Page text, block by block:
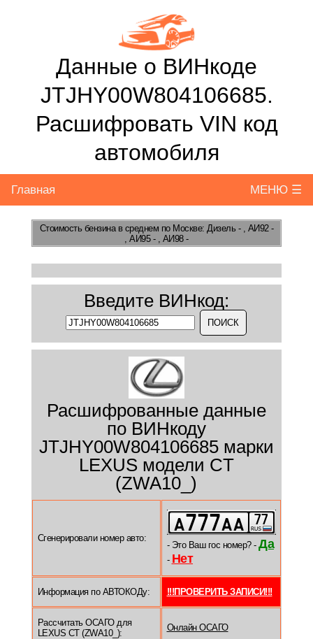
Данные о ВИНкоде
JTJHY00W804106685.
Расшифровать VIN код
автомобиля
Главная МЕНЮ ☰
Стоимость бензинав среднем по Москве: Дизель - , АИ92 -
, АИ95 - , АИ98 -
Введите ВИНкод:
Расшифрованные данные
по ВИНкоду
JTJHY00W804106685 марки
LEXUS модели CT
(ZWA10_)
Сгенерировали номер авто:
- Это Ваш гос номер? - Да
- Нет
Информация по АВТОКОДу: !!!ПРОВЕРИТЬ ЗАПИСИ!!!
Рассчитать ОСАГО для
LEXUS CT (ZWA10_):
Онлайн ОСАГО